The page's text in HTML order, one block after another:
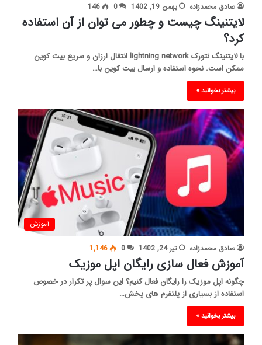
صادق محمدزاده بهمن 19, 1402 0
146
لایتنینگ چیست و چطور می توان از آن استفاده
کرد؟
با لایتنینگ نتورک lightning network انتقال ارزان و سریع بیت کوین
ممکن است. نحوه استفاده و ارسال بیت کوین با…
بیشتر بخوانید »
آموزش
صادق محمدزاده تیر 24, 1402 0
1,146
آموزش فعال سازی رایگان اپل موزیک
چگونه اپل موزیک را رایگان فعال کنیم؟ این سوال پر تکرار در خصوص
استفاده از بسیاری از پلتفرم های پخش…
بیشتر بخوانید »